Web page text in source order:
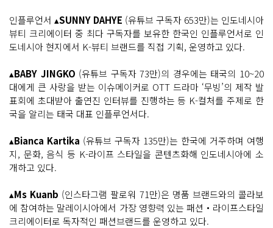
인플루언서 ▴SUNNY DAHYE (유튜브 구독자 653만)는 인도네시아
뷰티 크리에이터 중 최다 구독자를 보유한 한국인 인플루언서로 인
도네시아 현지에서 K-뷰티 브랜드를 직접 기획, 운영하고 있다.
▴BABY JINGKO (유튜브 구독자 73만)의 경우에는 태국의 10~20
대에게 큰 사랑을 받는 이슈메이커로 OTT 드라마 ‘무빙’의 제작 발
표회에 초대받아 출연진 인터뷰를 진행하는 등 K-컬처를 주제로 한
국을 알리는 태국 대표 인플루언서다.
▴Bianca Kartika (유튜브 구독자 135만)는 한국에 거주하며 여행
지, 문화, 음식 등 K-라이프 스타일을 콘텐츠화해 인도네시아에 소
개하고 있다.
▴Ms Kuanb (인스타그램 팔로워 71만)은 명품 브랜드와의 콜라보
에 참여하는 말레이시아에서 가장 영향력 있는 패션‧라이프스타일
크리에이터로 독자적인 패션브랜드를 운영하고 있다.